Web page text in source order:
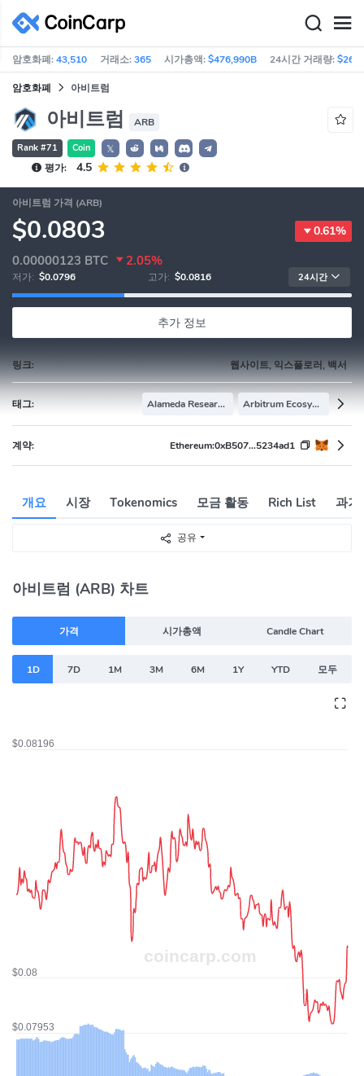
암호화폐:43,510 거래소:365 시가총액:$476,990B 24시간 거래량:
암호화폐 아비트럼
아비트럼 ARB
Rank #71 Coin
𝕏
평가:
4.5
아비트럼 가격 (ARB)
$0.0803 0.61%
0.00000123 BTC 2.05%
저가: $0.0796 고가: $0.0816 24시간
추가 정보
링크: 웹사이트, 익스플로러, 백서
태그: Alameda Research Portfolio Arbitrum Ecosystem
계약: Ethereum:0xB507...5234ad1
개요 시장 Tokenomics 모금 활동 Rich List 과거
공유
아비트럼 (ARB) 차트
가격 시가총액 Candle Chart
1D 7D 1M 3M 6M 1Y YTD 모두